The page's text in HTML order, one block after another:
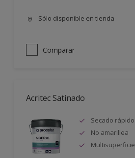
Sólo disponible en tienda
Comparar
Acritec Satinado
Secado rápido
No amarillea
Multisuperficie